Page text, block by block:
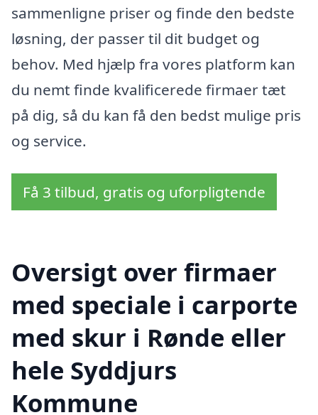
sammenligne priser og finde den bedste
løsning, der passer til dit budget og
behov. Med hjælp fra vores platform kan
du nemt finde kvalificerede firmaer tæt
på dig, så du kan få den bedst mulige pris
og service.
Få 3 tilbud, gratis og uforpligtende
Oversigt over firmaer
med speciale i carporte
med skur i Rønde eller
hele Syddjurs
Kommune